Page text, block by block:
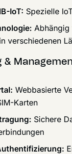
IoT: Spezielle
Abhängig
verschiedenen
&
Webbasierte
Karten
Sichere